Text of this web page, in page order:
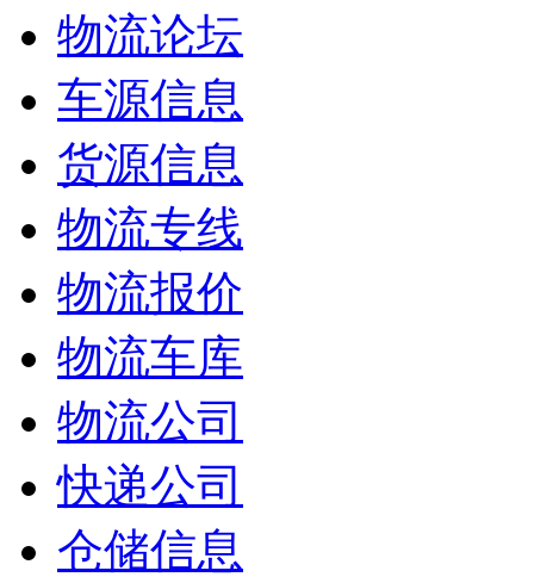
物流论坛
车源信息
货源信息
物流专线
物流报价
物流车库
物流公司
快递公司
仓储信息